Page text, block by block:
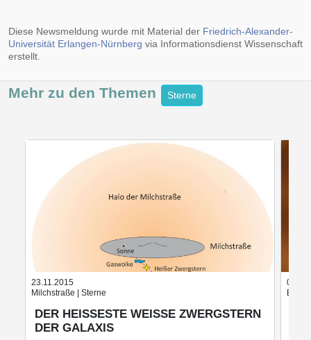
Diese Newsmeldung wurde mit Material der Friedrich-Alexander-
Universität Erlangen-Nürnberg via Informationsdienst Wissenschaft
erstellt.
Mehr zu den Themen Sterne
23.11.2015
Milchstraße | Sterne
DER HEISSESTE WEISSE ZWERGSTERN DE
R GALAXIS